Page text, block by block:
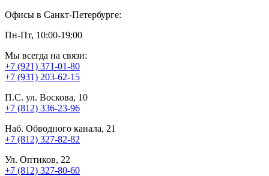
Офисы в Санкт-Петербурге:
Пн-Пт, 10:00-19:00
Мы всегда на связи:
+7 (921) 371-01-80
+7 (931) 203-62-15
П.С. ул. Воскова, 10
+7 (812) 336-23-96
Наб. Обводного канала, 21
+7 (812) 327-82-82
Ул. Оптиков, 22
+7 (812) 327-80-60